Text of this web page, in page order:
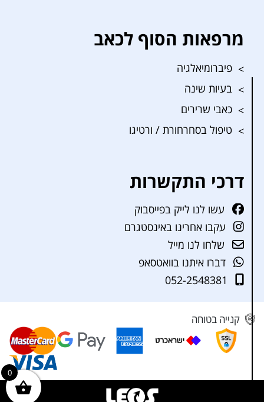
מרפאות הסוף לכאב
פיברומיאלגיה
בעיות שינה
כאבי שרירים
טיפול בסחרחורת / ורטיגו
דרכי התקשרות
עשו לנו לייק בפייסבוק
עקבו אחרינו באינסטגרם
שלחו לנו מייל
דברו איתנו בוואטסאפ
052-2548381
קנייה בטוחה
0